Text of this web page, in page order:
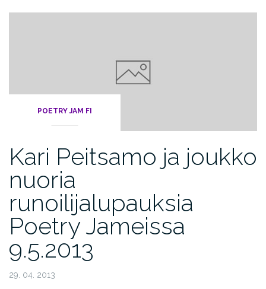
POETRY JAM FI
Kari Peitsamo ja joukko
nuoria
runoilijalupauksia
Poetry Jameissa
9.5.2013
29. 04. 2013